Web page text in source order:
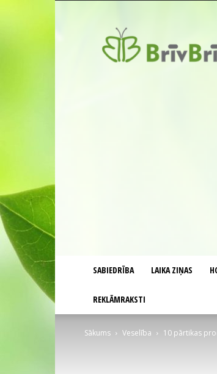
SABIEDRĪBA LAIKA ZIŅAS
REKLĀMRAKSTI
Sākums Veselība 10 pārtikas